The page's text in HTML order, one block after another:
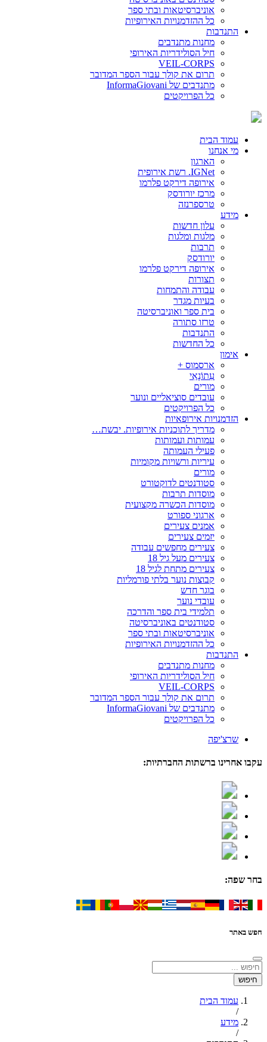
אוניברסיטאות ובתי ספר
כל ההזדמנויות האירופיות
התנדבות
מחנות מתנדבים
חיל הסולידריות האירופי
VEIL-CORPS
תרום את קולך עבור הספר המדובר
מתנדבים של InformaGiovani
כל הפרויקטים
עמוד הבית
מי אנחנו
הארגון
IGNet. רשת אירופית
אירופה דירקט פלרמו
מרכז יורודסק
טרספרנזה
מידע
עלון חדשות
מלגות ומלגות
תרבות
יורודסק
אירופה דירקט פלרמו
תצורות
עבודה והתמחות
בעיות מגדר
בית ספר ואוניברסיטה
טרזו סתורה
התנדבות
כל החדשות
אימון
ארסמוס +
עִתוֹנָאִי
מורים
עובדים סוציאליים ונוער
כל הפרויקטים
הזדמנויות אירופאיות
מדריך לתוכניות אירופיות. יבשת…
עמותות ועמותות
פעילי העמותה
עיריות ורשויות מקומיות
מורים
סטודנטים לדוקטורט
מוסדות תרבות
מוסדות הכשרה מקצועית
ארגוני ספורט
אמנים צעירים
יזמים צעירים
צעירים מחפשים עבודה
צעירים מעל גיל 18
צעירים מתחת לגיל 18
קבוצות נוער בלתי פורמליות
בוגר חדש
עובדי נוער
תלמידי בית ספר והדרכה
סטודנטים באוניברסיטה
אוניברסיטאות ובתי ספר
כל ההזדמנויות האירופיות
התנדבות
מחנות מתנדבים
חיל הסולידריות האירופי
VEIL-CORPS
תרום את קולך עבור הספר המדובר
מתנדבים של InformaGiovani
כל הפרויקטים
שרצ'יפה
עקבו אחרינו ברשתות החברתיות:
בחר שפה:
חפש באתר
עמוד הבית
/
מידע
/